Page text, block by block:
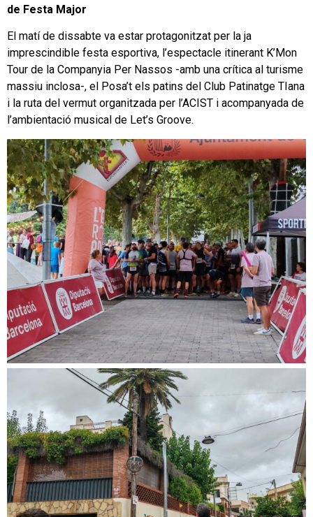
de Festa Major
El matí de dissabte va estar protagonitzat per la ja
imprescindible festa esportiva, l’espectacle itinerant K’Mon
Tour de la Companyia Per Nassos -amb una crítica al turisme
massiu inclosa-, el Posa’t els patins del Club Patinatge TIana
i la ruta del vermut organitzada per l’ACIST i acompanyada de
l’ambientació musical de Let’s Groove.